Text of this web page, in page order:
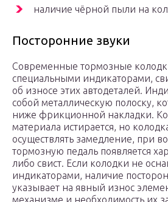
наличие чёрной пыли на
Посторонние звуки
Современные тормозные
специальными индикаторами,
об износе этих автодеталей.
собой металлическую полоску,
ниже фрикционной накладки.
материала истирается, но
осуществлять замедление, при
тормозную педаль появляется
либо свист. Если колодки не
индикаторами, наличие
указывает на явный износ
механизме и необходимость их